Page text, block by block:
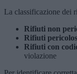
La classificazione dei
Rifiuti non
Rifiuti
Rifiuti con
violazione